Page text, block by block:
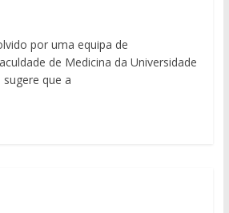
por uma equipa de
de Medicina da Universidade
sugere que a